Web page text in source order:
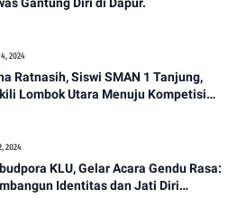
2024
Ratnasih, Siswi SMAN 1 Tanjung,
Lombok Utara Menuju Kompetisi
2024
KLU, Gelar Acara Gendu Rasa:
Identitas dan Jati Diri